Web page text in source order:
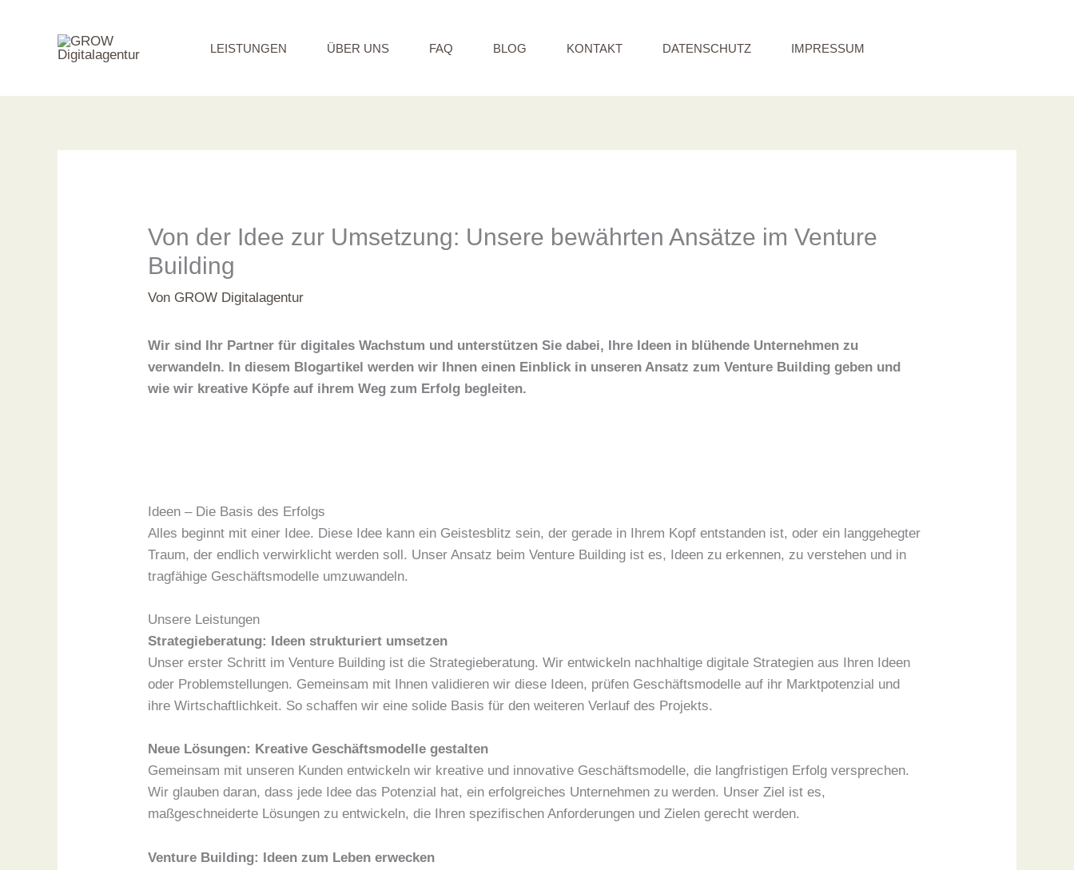
LEISTUNGEN ÜBER UNS FAQ BLOG KONTAKT DATENSCHUTZ IMPRESSUM
Von der Idee zur Umsetzung: Unsere bewährten Ansätze im Venture
Building
Von GROW Digitalagentur
Wir sind Ihr Partner für digitales Wachstum und unterstützen Sie dabei, Ihre Ideen in blühende Unternehmen zu
verwandeln. In diesem Blogartikel werden wir Ihnen einen Einblick in unseren Ansatz zum Venture Building geben und
wie wir kreative Köpfe auf ihrem Weg zum Erfolg begleiten.
Ideen – Die Basis des Erfolgs
Alles beginnt mit einer Idee. Diese Idee kann ein Geistesblitz sein, der gerade in Ihrem Kopf entstanden ist, oder ein langgehegter
Traum, der endlich verwirklicht werden soll. Unser Ansatz beim Venture Building ist es, Ideen zu erkennen, zu verstehen und in
tragfähige Geschäftsmodelle umzuwandeln.
Unsere Leistungen
Strategieberatung: Ideen strukturiert umsetzen
Unser erster Schritt im Venture Building ist die Strategieberatung. Wir entwickeln nachhaltige digitale Strategien aus Ihren Ideen
oder Problemstellungen. Gemeinsam mit Ihnen validieren wir diese Ideen, prüfen Geschäftsmodelle auf ihr Marktpotenzial und
ihre Wirtschaftlichkeit. So schaffen wir eine solide Basis für den weiteren Verlauf des Projekts.
Neue Lösungen: Kreative Geschäftsmodelle gestalten
Gemeinsam mit unseren Kunden entwickeln wir kreative und innovative Geschäftsmodelle, die langfristigen Erfolg versprechen.
Wir glauben daran, dass jede Idee das Potenzial hat, ein erfolgreiches Unternehmen zu werden. Unser Ziel ist es,
maßgeschneiderte Lösungen zu entwickeln, die Ihren spezifischen Anforderungen und Zielen gerecht werden.
Venture Building: Ideen zum Leben erwecken